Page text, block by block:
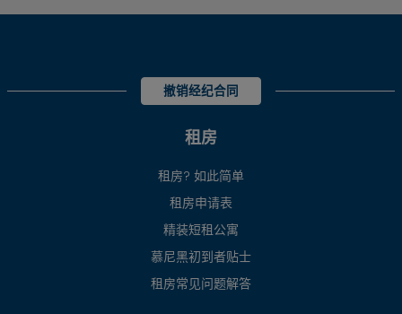
撤销经纪合同
租房
租房? 如此简单
租房申请表
精装短租公寓
慕尼黑初到者贴士
租房常见问题解答